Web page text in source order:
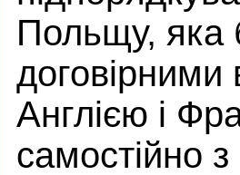
Польщу, яка
договірними
Англією і
самостійно